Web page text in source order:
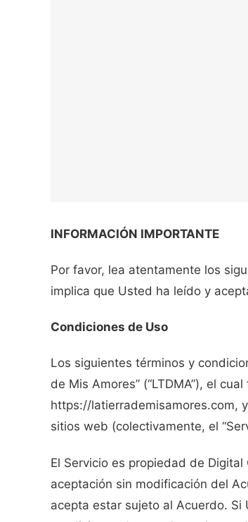
INFORMACIÓN IMPORTANTE
Por favor, lea atentamente los
implica que Usted ha leído y
Condiciones de Uso
Los siguientes términos y
de Mis Amores” (“LTDMA”), el
https://latierrademisamores.com,
sitios web (colectivamente, el
El Servicio es propiedad de Digital
aceptación sin modificación del
acepta estar sujeto al Acuerdo.